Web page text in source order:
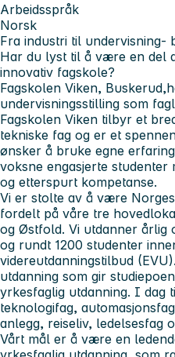
Arbeidsspråk
Norsk
Fra industri til
Har du lyst til å være en del
innovativ fagskole?
Fagskolen Viken,
undervisningsstilling som
Fagskolen Viken tilbyr et
tekniske fag og er et
ønsker å bruke egne
voksne engasjerte
og etterspurt kompetanse.
Vi er stolte av å være
fordelt på våre tre
og Østfold. Vi utdanner
og rundt 1200 studenter
videreutdanningstilbud
utdanning som gir
yrkesfaglig utdanning. I dag
teknologifag,
anlegg, reiseliv, ledelsesfag
Vårt mål er å være en